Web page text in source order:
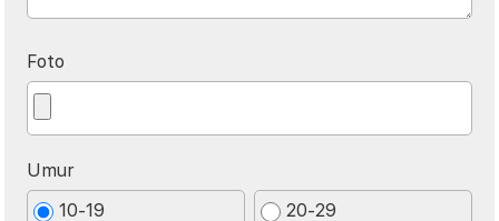
Foto
Umur
10-19
20-29